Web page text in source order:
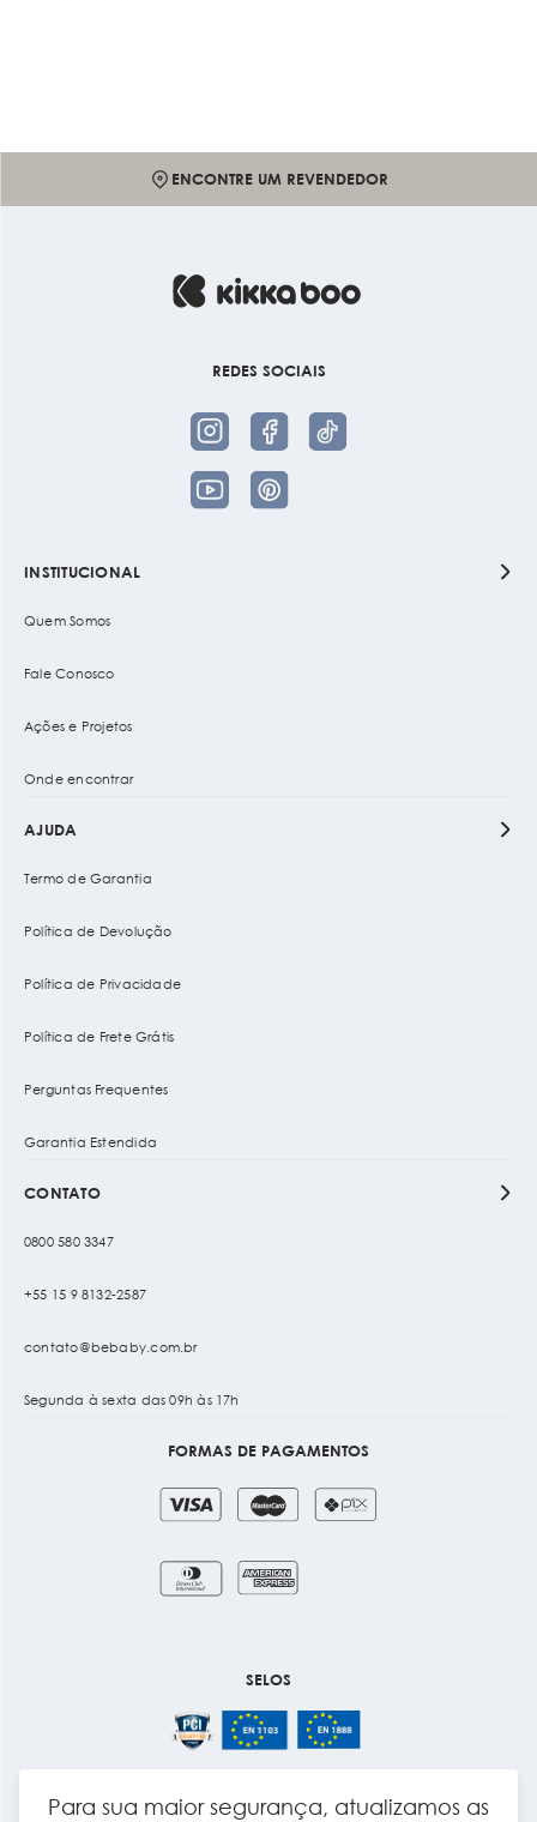
Para sua maior segurança, atualizamos as
ENCONTRE UM REVENDEDOR
REDES SOCIAIS
INSTITUCIONAL
Quem Somos
Fale Conosco
Ações e Projetos
Onde encontrar
AJUDA
Termo de Garantia
Política de Devolução
Política de Privacidade
Política de Frete Grátis
Perguntas Frequentes
Garantia Estendida
CONTATO
0800 580 3347
+55 15 9 8132-2587
contato@bebaby.com.br
Segunda à sexta das 09h às 17h
FORMAS DE PAGAMENTOS
SELOS